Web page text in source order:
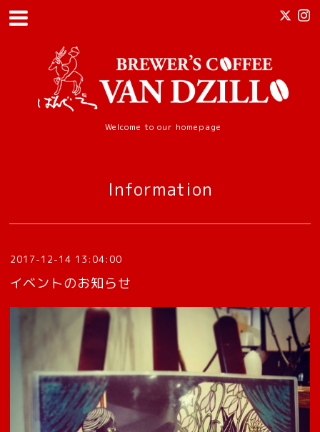
Welcome to our homepage
Information
2017-12-14 13:04:00
イベントのお知らせ